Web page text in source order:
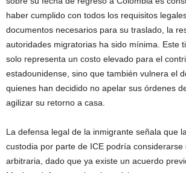
haber cumplido con todos los requisitos
documentos necesarios para su traslado, la
autoridades migratorias ha sido mínima. Este
solo representa un costo elevado para el
estadounidense, sino que también vulnera el
quienes han decidido no apelar sus órdenes
agilizar su retorno a casa.
La defensa legal de la inmigrante señala que
custodia por parte de ICE podría considerarse
arbitraria, dado que ya existe un acuerdo